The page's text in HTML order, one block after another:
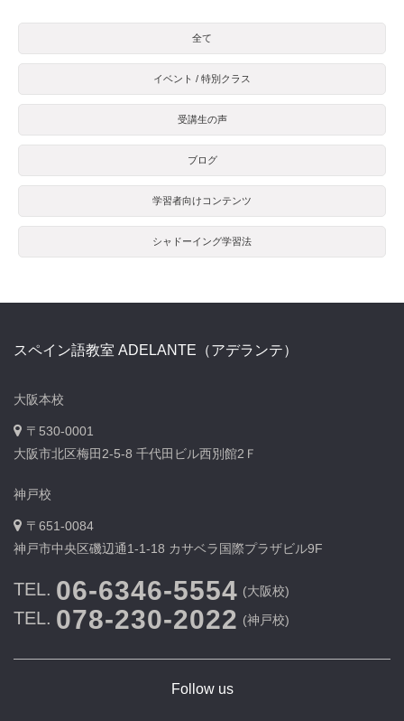
全て
イベント / 特別クラス
受講生の声
ブログ
学習者向けコンテンツ
シャドーイング学習法
スペイン語教室 ADELANTE（アデランテ）
大阪本校
〒530-0001
大阪市北区梅田2-5-8 千代田ビル西別館2Ｆ
神戸校
〒651-0084
神戸市中央区磯辺通1-1-18 カサベラ国際プラザビル9F
TEL. 06-6346-5554 (大阪校)
TEL. 078-230-2022 (神戸校)
Follow us